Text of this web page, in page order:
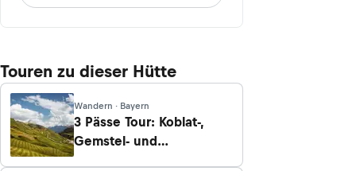
Touren zu dieser Hütte
Wandern · Bayern
3 Pässe Tour: Koblat-,
Gemstel- und